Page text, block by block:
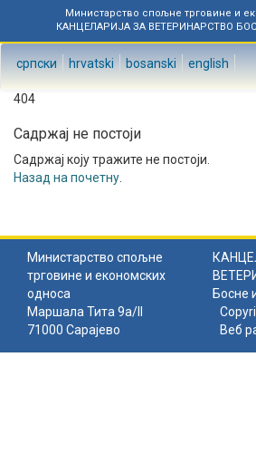
Министарство спољне трговине и
КАНЦЕЛАРИЈА ЗА ВЕТЕРИНАРСТВО
српски hrvatski bosanski english
404
Садржај не постоји
Садржај коју тражите не постоји.
Назад на почетну
Министарство спољне
трговине и економских
односа
Босне
Маршала Тита 9а/II
71000 Сарајево
Веб